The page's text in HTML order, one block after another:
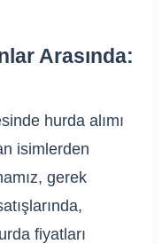
Arasında:
hurda alımı
isimlerden
gerek
fiyatları